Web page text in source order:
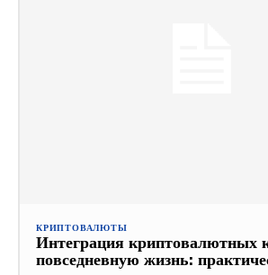
КРИПТОВАЛЮТЫ
Интеграция криптовалютных
повседневную жизнь: